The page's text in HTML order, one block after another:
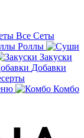
Все Сеты
Роллы
Закуски
Добавки
Комбо